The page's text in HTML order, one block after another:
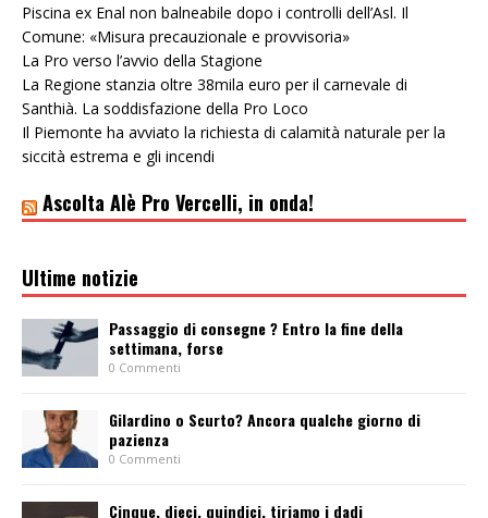
Piscina ex Enal non balneabile dopo i controlli dell’Asl. Il
Comune: «Misura precauzionale e provvisoria»
La Pro verso l’avvio della Stagione
La Regione stanzia oltre 38mila euro per il carnevale di
Santhià. La soddisfazione della Pro Loco
Il Piemonte ha avviato la richiesta di calamità naturale per la
siccità estrema e gli incendi
Ascolta Alè Pro Vercelli, in onda!
Ultime notizie
Passaggio di consegne ? Entro la fine della
settimana, forse
0 Commenti
Gilardino o Scurto? Ancora qualche giorno di
pazienza
0 Commenti
Cinque, dieci, quindici, tiriamo i dadi